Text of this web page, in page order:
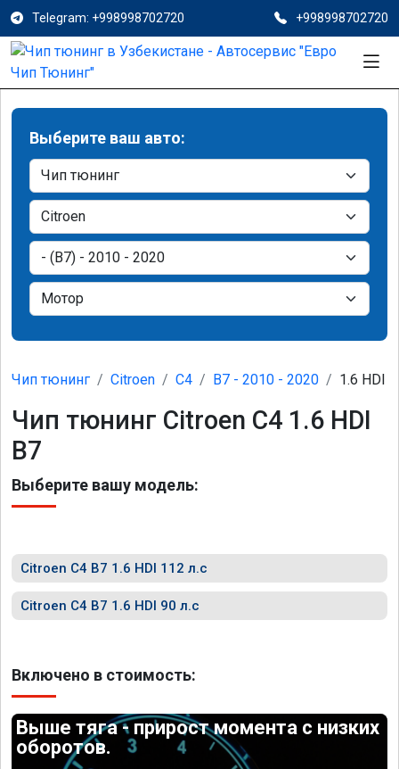
Telegram: +998998702720 +998998702720
Выберите ваш авто:
Чип тюнинг Citroen C4 B7 - 2010 - 2020 1.6 HDI
Чип тюнинг Citroen C4 1.6 HDI
B7
Выберите вашу модель:
Citroen C4 B7 1.6 HDI 112 л.с
Citroen C4 B7 1.6 HDI 90 л.с
Включено в стоимость:
Выше тяга - прирост момента с низких
оборотов.